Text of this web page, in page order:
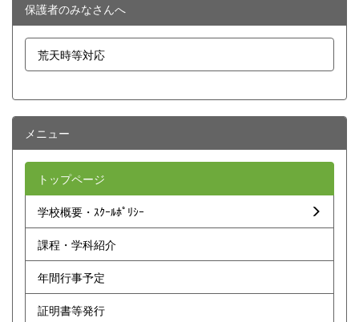
保護者のみなさんへ
荒天時等対応
メニュー
トップページ
学校概要・ｽｸｰﾙﾎﾟﾘｼｰ
課程・学科紹介
年間行事予定
証明書等発行